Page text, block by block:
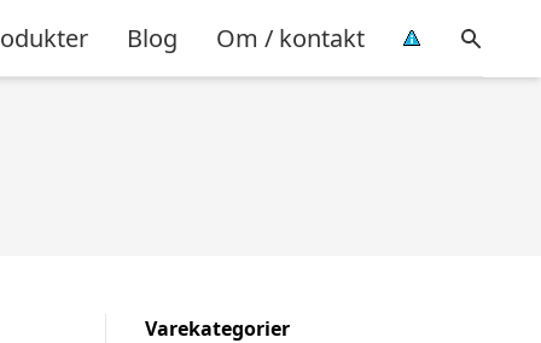
Blog Om / kontakt
Varekategorier